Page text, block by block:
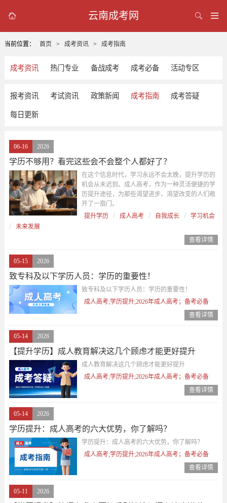
 云南成考网  
当前位置： 首页 > 成考资讯 > 成考指南
成考资讯 热门专业 备战成考 成考必备 活动专区
报考资讯 考试资讯 政策新闻 成考指南 成考答疑
每日更新
06-16 2026
学历不够用？看完这些会不会整个人都好了？
在这个信息时代，学习永远不会太晚，提升学历的
机会从未迟到。成人高考，作为一种灵活便捷的学
历提升途径，为那些渴望进步、渴望改变的人们敞
开了一扇门。
提升学历
/ 成人高考 / 自我成长 / 学习机会
/
未来发展
查看详情
05-15 2026
致专科及以下学历人员：学历的重要性！
致专科及以下学历人员：学历的重要性！
成人高考;学历提升;2026年成人高考；备考必备
查看详情
05-14 2026
【提升学历】成人教育解决这几个顾虑才能更好提升
成人教育解决这几个顾虑才能更好提升
成人高考;学历提升;2026年成人高考；备考必备
查看详情
05-14 2026
学历提升：成人高考的六大优势，你了解吗？
学历提升：成人高考的六大优势，你了解吗？
成人高考;学历提升;2026年成人高考；备考必备
查看详情
05-11 2026